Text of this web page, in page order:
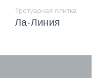
Тротуарная плитка
Ла-Линия